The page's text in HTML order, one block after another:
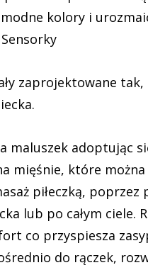
modne kolory i
zaprojektowane
maluszek adoptując
mięśnie, które
piłeczką, poprzez
lub po całym ciele.
co przyspiesza
do rączek,